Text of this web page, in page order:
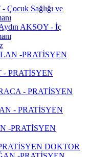
Çocuk Sağlığı ve
AKSOY - İç
-PRATİSYEN
- PRATİSYEN
- PRATİSYEN
- PRATİSYEN
-PRATİSYEN
DOKTOR